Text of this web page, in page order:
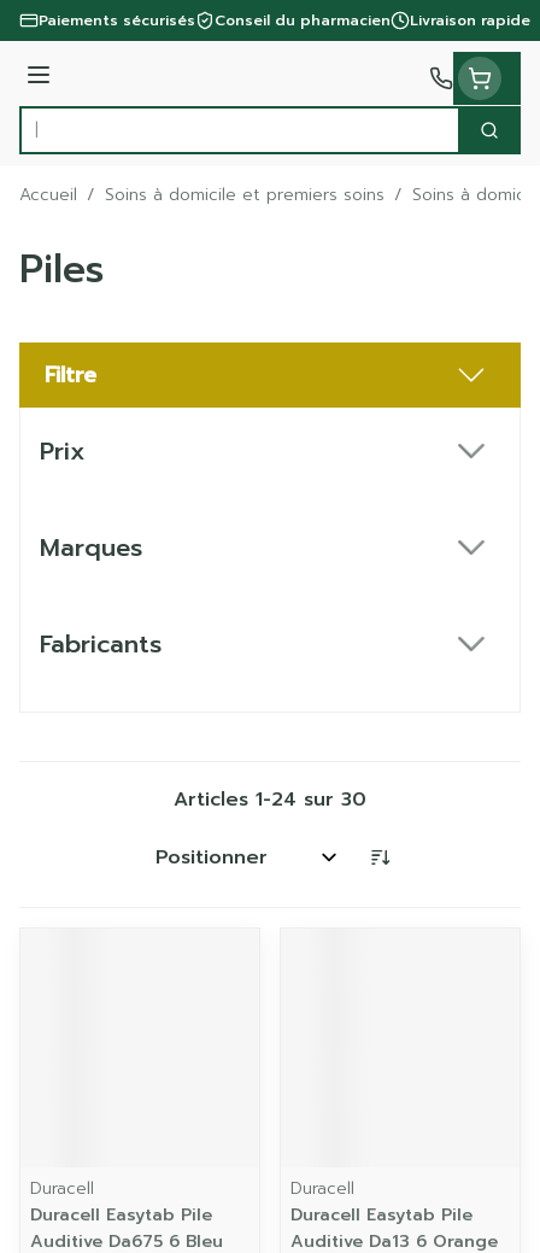
Aller au contenu
Paiements sécurisés Conseil du pharmacien Livraison rapide
Menu
Rechercher
Accueil / Soins à domicile et premiers soins / Soins à
Piles
Filtre
Prix
Marques
Fabricants
Articles 1-24 sur 30
Trier par:
Duracell
Duracell Easytab Pile
Auditive Da675 6 Bleu
Duracell
Duracell Easytab Pile
Auditive Da13 6 Orange